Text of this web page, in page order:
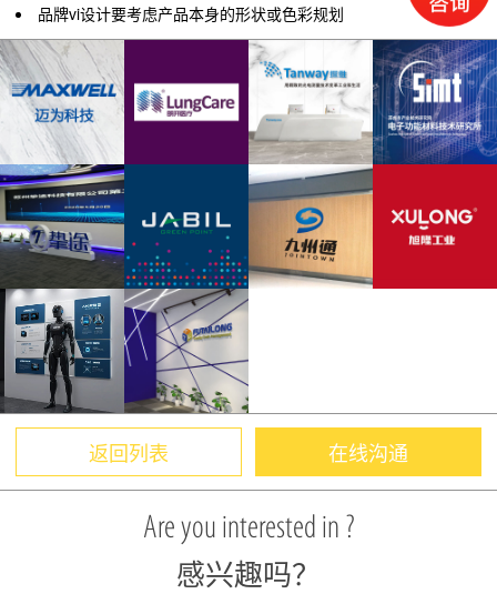
品牌vi设计要考虑产品本身的形状或色彩规划
返回列表 在线沟通
Are you interested in ?
感兴趣吗？